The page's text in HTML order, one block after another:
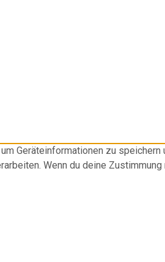
Geräteinformationen zu
Wenn du deine